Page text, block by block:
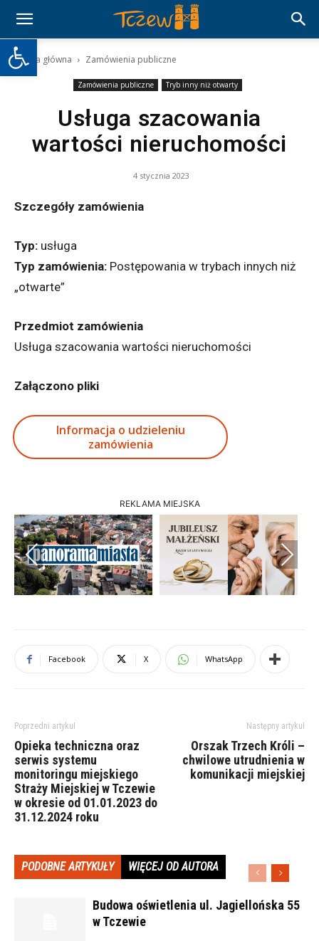
Otwórz pasek narzędzi
Strona główna Zamówienia publiczne
Zamówienia publiczne Tryb inny niż otwarty
Usługa szacowania
wartości nieruchomości
4 stycznia 2023
Szczegóły zamówienia
Typ: usługa
Typ zamówienia: Postępowania w trybach innych niż
„otwarte”
Przedmiot zamówienia
Usługa szacowania wartości nieruchomości
Załączono pliki
Informacja o udzieleniu
zamówienia
REKLAMA MIEJSKA
Previous Next
Facebook X WhatsApp
Poprzedni artykuł
Opieka techniczna oraz
serwis systemu
monitoringu miejskiego
Straży Miejskiej w Tczewie
w okresie od 01.01.2023 do
31.12.2024 roku
Następny artykuł
Orszak Trzech Króli –
chwilowe utrudnienia w
komunikacji miejskiej
PODOBNE ARTYKUŁY WIĘCEJ OD AUTORA
Budowa oświetlenia ul. Jagiellońska 55
w Tczewie